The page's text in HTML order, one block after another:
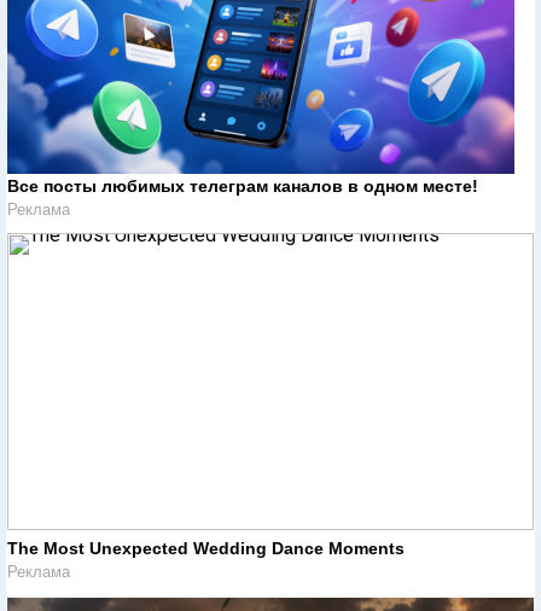
Все посты любимых телеграм каналов в одном месте!
Реклама
The Most Unexpected Wedding Dance Moments
Реклама